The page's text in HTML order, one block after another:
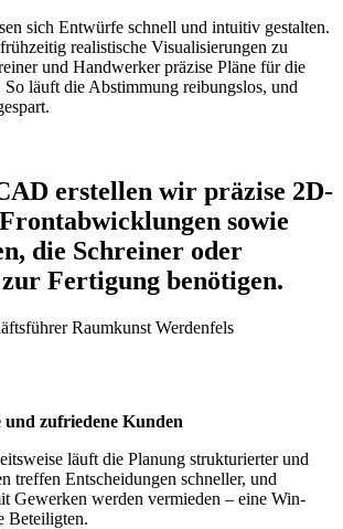
sich Entwürfe schnell und intuitiv gestalten.
realistische Visualisierungen zu
und Handwerker präzise Pläne für die
So läuft die Abstimmung reibungslos, und
erstellen wir präzise 2D-
sowie
die Schreiner oder
Fertigung benötigen.
Raumkunst Werdenfels
zufriedene Kunden
läuft die Planung strukturierter und
treffen Entscheidungen schneller, und
Gewerken werden vermieden – eine Win-
Beteiligten.